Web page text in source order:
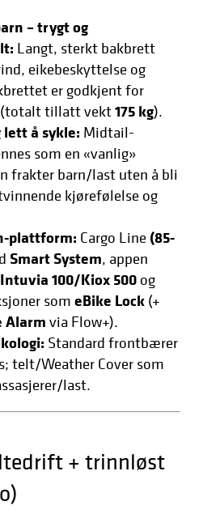
– trygt og
Langt, sterkt bakbrett
eikebeskyttelse og
er godkjent for
tillatt vekt175 kg).
lett å sykle: Midtail-
som en «vanlig»
frakter barn/last uten å bli
kjørefølelse og
plattform: Cargo Line(85-
Smart System, appen
Intuvia 100/Kiox 500og
som eBike Lock(+
Alarm via Flow+).
Standard frontbærer
telt/Weather Cover som
last.
+ trinnløst